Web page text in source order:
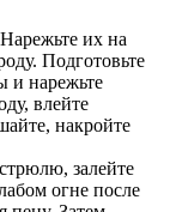
их на
Подготовьте
и нарежьте
влейте
накройте
залейте
огне после